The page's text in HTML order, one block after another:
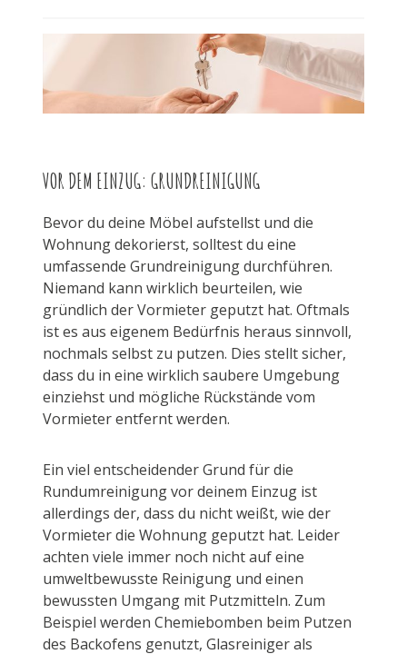
VOR DEM EINZUG: GRUNDREINIGUNG
Bevor du deine Möbel aufstellst und die
Wohnung dekorierst, solltest du eine
umfassende Grundreinigung durchführen.
Niemand kann wirklich beurteilen, wie
gründlich der Vormieter geputzt hat. Oftmals
ist es aus eigenem Bedürfnis heraus sinnvoll,
nochmals selbst zu putzen. Dies stellt sicher,
dass du in eine wirklich saubere Umgebung
einziehst und mögliche Rückstände vom
Vormieter entfernt werden.
Ein viel entscheidender Grund für die
Rundumreinigung vor deinem Einzug ist
allerdings der, dass du nicht weißt, wie der
Vormieter die Wohnung geputzt hat. Leider
achten viele immer noch nicht auf eine
umweltbewusste Reinigung und einen
bewussten Umgang mit Putzmitteln. Zum
Beispiel werden Chemiebomben beim Putzen
des Backofens genutzt, Glasreiniger als